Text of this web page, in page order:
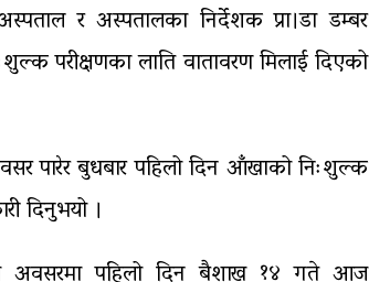
र अस्पतालका निर्देशक प्रा।डा डम्बर
परीक्षणका लाति वातावरण मिलाई दिएको
पारेर बुधबार पहिलो दिन आँखाको निःशुल्क
दिनुभयो ।